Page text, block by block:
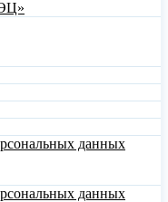
данных
данных